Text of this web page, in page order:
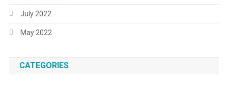
July 2022
May 2022
CATEGORIES